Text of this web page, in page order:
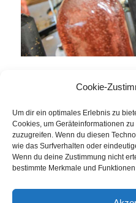
Cookie-
Um dir ein optimales Erlebnis zu
Cookies, um Geräteinformationen
zuzugreifen. Wenn du diesen
wie das Surfverhalten oder
Wenn du deine Zustimmung nicht
bestimmte Merkmale und